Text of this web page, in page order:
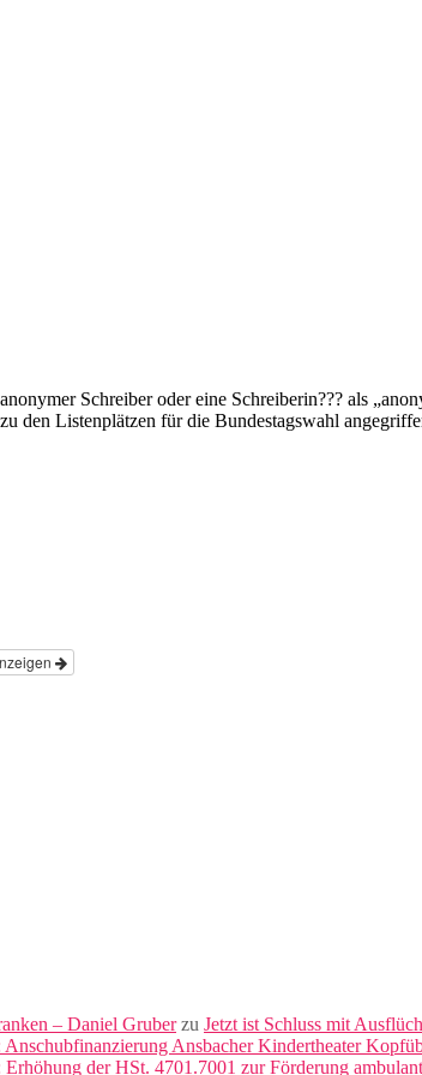
Schreiber oder eine Schreiberin??? als
den Listenplätzen für die Bundestagswahl
– Daniel Gruberzu Jetzt ist Schluss mit
Anschubfinanzierung Ansbacher Kindertheater
Erhöhung der HSt. 4701.7001 zur Förderung